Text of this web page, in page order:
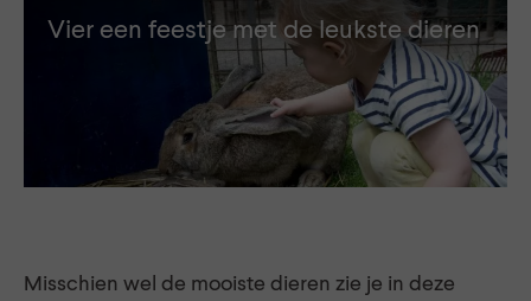
Vier een feestje met de leukste dieren
Misschien wel de mooiste dieren zie je in deze